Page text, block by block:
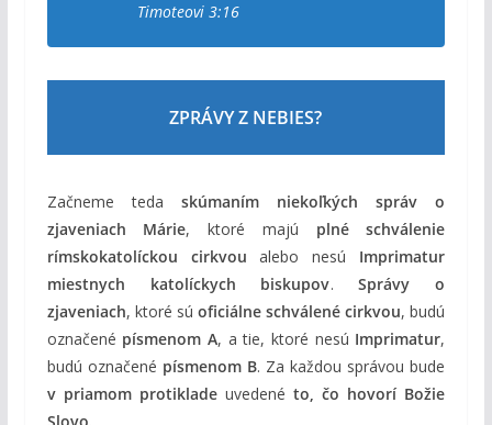
Timoteovi 3:16
ZPRÁVY Z NEBIES?
Začneme teda skúmaním niekoľkých správ o
zjaveniach Márie, ktoré majú plné schválenie
rímskokatolíckou cirkvou alebo nesú Imprimatur
miestnych katolíckych biskupov.Správy o
zjaveniach, ktoré sú oficiálne schválené cirkvou, budú
označené písmenom A, a tie, ktoré nesú Imprimatur,
budú označené písmenom B. Za každou správou bude
v priamom protikladeuvedenéto, čo hovorí Božie